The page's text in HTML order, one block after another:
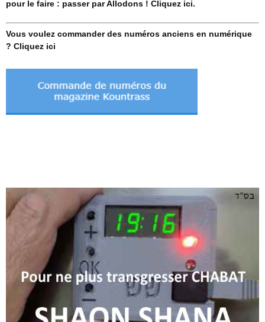
pour le faire : passer par Allodons ! Cliquez ici.
Vous voulez commander des numéros anciens en numérique
? Cliquez ici